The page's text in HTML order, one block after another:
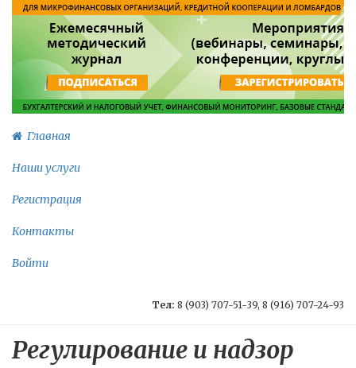
Главная
Наши услуги
Регистрация
Контакты
Войти
Тел: 8 (903) 707-51-39, 8 (916) 707-24-93
Регулирование и надзор